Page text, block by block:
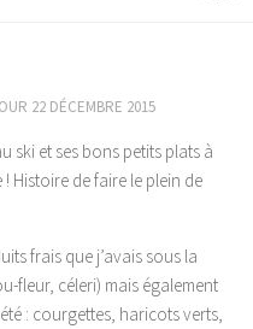
22 DÉCEMBRE 2015
ski et ses bons petits plats à
Histoire de faire le plein de
frais que j’avais sous la
fleur, céleri) mais également
: courgettes, haricots verts,